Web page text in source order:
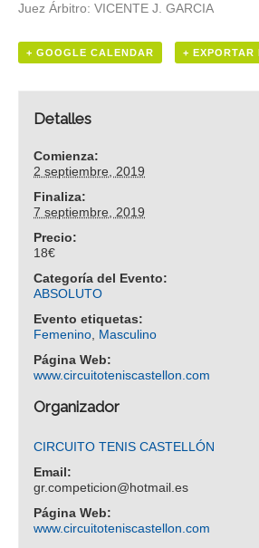
Juez Árbitro: VICENTE J. GARCIA
+ GOOGLE CALENDAR + EXPORTAR
Detalles
Comienza:
2 septiembre, 2019
Finaliza:
7 septiembre, 2019
Precio:
18€
Categoría del Evento:
ABSOLUTO
Evento etiquetas:
Femenino, Masculino
Página Web:
www.circuitoteniscastellon.com
Organizador
CIRCUITO TENIS CASTELLÓN
Email:
gr.competicion@hotmail.es
Página Web:
www.circuitoteniscastellon.com